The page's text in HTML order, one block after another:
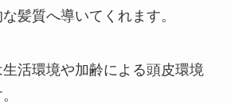
髪質へ導いてくれます。
活環境や加齢による頭皮環境